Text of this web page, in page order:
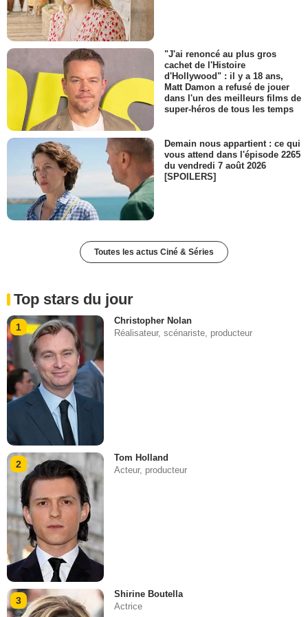
"J'ai renoncé au plus gros
cachet de l'Histoire
d'Hollywood" : il y a 18 ans,
Matt Damon a refusé de jouer
dans l'un des meilleurs films de
super-héros de tous les temps
Demain nous appartient : ce qui
vous attend dans l'épisode 2265
du vendredi 7 août 2026
[SPOILERS]
Toutes les actus Ciné & Séries
Top stars du jour
1
Christopher Nolan
Réalisateur, scénariste, producteur
2
Tom Holland
Acteur, producteur
3
Shirine Boutella
Actrice